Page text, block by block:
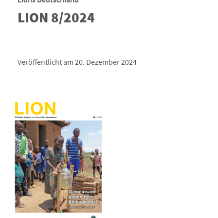
LION 8/2024
Veröffentlicht am 20. Dezember 2024